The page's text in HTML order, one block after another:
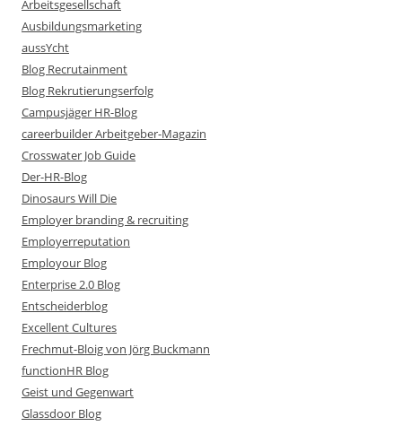
Arbeitsgesellschaft
Ausbildungsmarketing
aussYcht
Blog Recrutainment
Blog Rekrutierungserfolg
Campusjäger HR-Blog
careerbuilder Arbeitgeber-Magazin
Crosswater Job Guide
Der-HR-Blog
Dinosaurs Will Die
Employer branding & recruiting
Employerreputation
Employour Blog
Enterprise 2.0 Blog
Entscheiderblog
Excellent Cultures
Frechmut-Bloig von Jörg Buckmann
functionHR Blog
Geist und Gegenwart
Glassdoor Blog